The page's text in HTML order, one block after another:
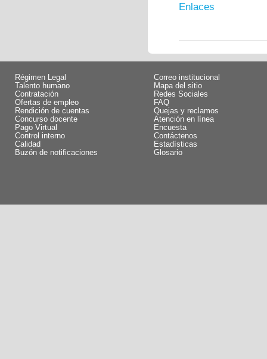
Enlaces
Régimen Legal
Talento humano
Contratación
Ofertas de empleo
Rendición de cuentas
Concurso docente
Pago Virtual
Control interno
Calidad
Buzón de notificaciones
Correo institucional
Mapa del sitio
Redes Sociales
FAQ
Quejas y reclamos
Atención en línea
Encuesta
Contáctenos
Estadísticas
Glosario